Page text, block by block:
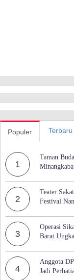
Populer Terbaru
1
Taman
2
Teater
Festival
3
Operasi
Barat
4
Anggota
Jadi